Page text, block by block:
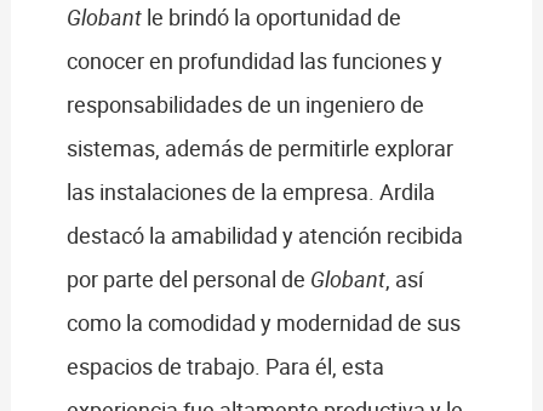
Globantle brindó la oportunidad de
conocer en profundidad las funciones y
responsabilidades de un ingeniero de
sistemas, además de permitirle explorar
las instalaciones de la empresa. Ardila
destacó la amabilidad y atención recibida
por parte del personal de Globant, así
como la comodidad y modernidad de sus
espacios de trabajo. Para él, esta